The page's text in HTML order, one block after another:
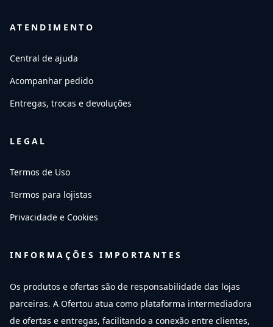
ATENDIMENTO
Central de ajuda
Acompanhar pedido
Entregas, trocas e devoluções
LEGAL
Termos de Uso
Termos para lojistas
Privacidade e Cookies
INFORMAÇÕES IMPORTANTES
Os produtos e ofertas são de responsabilidade das lojas
parceiras. A Ofertou atua como plataforma intermediadora
de ofertas e entregas, facilitando a conexão entre clientes,